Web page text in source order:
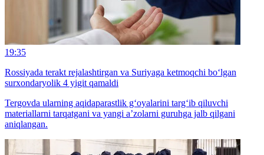
19:35
Rossiyada terakt rejalashtirgan va Suriyaga ketmoqchi bo‘lgan
surxondaryolik 4 yigit qamaldi
Tergovda ularning aqidaparastlik g‘oyalarini targ‘ib qiluvchi
materiallarni tarqatgani va yangi a’zolarni guruhga jalb qilgani
aniqlangan.